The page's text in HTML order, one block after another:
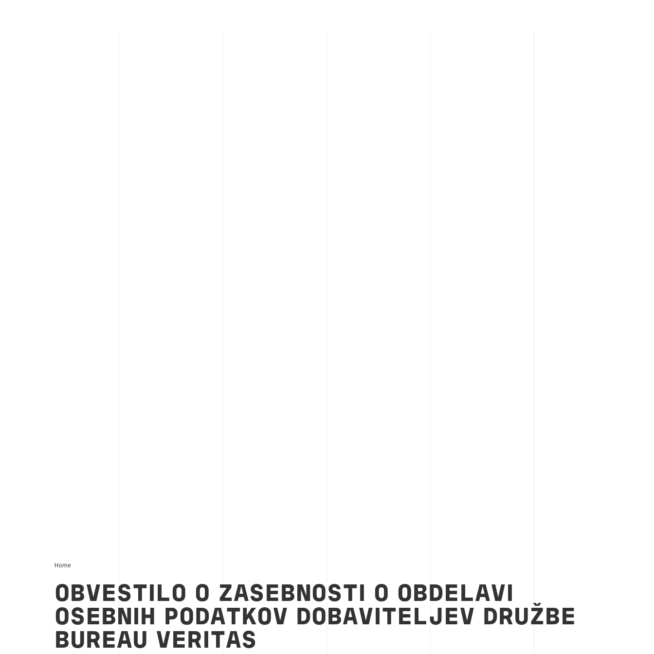
Home
OBVESTILO O ZASEBNOSTI O OBDELAVI
OSEBNIH PODATKOV DOBAVITELJEV DRUŽBE
BUREAU VERITAS